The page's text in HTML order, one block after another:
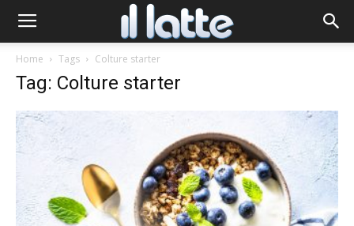
Home Tags Colture starter
Tag: Colture starter